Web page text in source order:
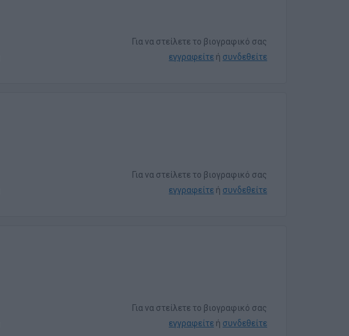
Για να στείλετε το βιογραφικό σας
εγγραφείτε ή συνδεθείτε
Για να στείλετε το βιογραφικό σας
εγγραφείτε ή συνδεθείτε
Για να στείλετε το βιογραφικό σας
εγγραφείτε ή συνδεθείτε